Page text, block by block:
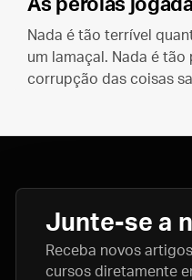
As pérolas
Nada é tão terrível
um lamaçal. Nada é tão
corrupção das coisas
Junte-se a
Receba novos
cursos diretamente